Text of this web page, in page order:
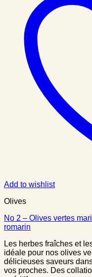
Add to wishlist
Olives
No 2 – Olives vertes
romarin
Les herbes fraîches et
idéale pour nos olives
délicieuses saveurs
vos proches. Des